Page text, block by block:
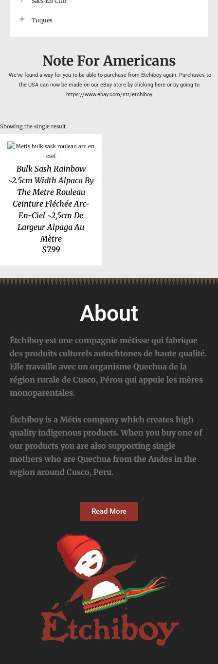
Note For Americans
We’ve found a way for you to be able to purchase from Étchiboy again. Purchases to
the USA can now be made on our eBay store by clicking here or by going to
https://www.ebay.com/str/etchiboy
Showing the single result
Bulk Sash Rainbow
~2.5cm Width Alpaca By
The Metre Rouleau
Ceinture Fléchée Arc-
En-Ciel ~2,5cm De
Largeur Alpaga Au
Mètre
$7.99
Tuques
About
Étchiboy est une compagnie métisse qui fabrique
des produits culturels autochtones de haute qualité.
Elle travaille avec un organisme Quechua de la
région rurale de Cusco, Pérou qui appuie les mères
monoparentales.
Étchiboy is a Métis company which creates high
quality indigenous products. When you buy one of
our products you are also supporting single
mothers who are Quechua from the Andes in the
region around Cusco, Peru.
Read More